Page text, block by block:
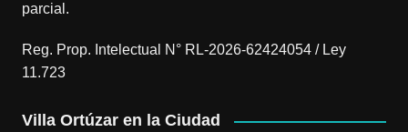
parcial.
Reg. Prop. Intelectual N° RL-2026-62424054 / Ley
11.723
Villa Ortúzar en la Ciudad